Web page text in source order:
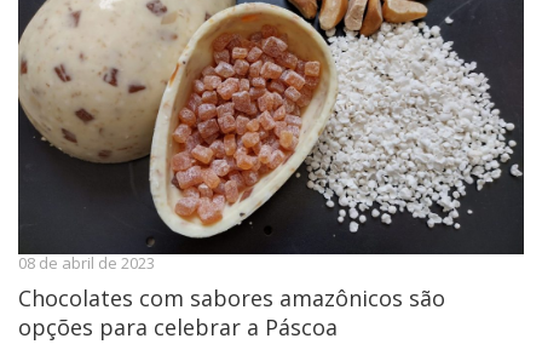
08 de abril de 2023
Chocolates com sabores amazônicos são
opções para celebrar a Páscoa